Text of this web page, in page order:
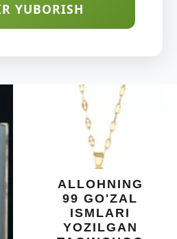
YUBORISH
ALLOHNING
99 GO'ZAL
ISMLARI
YOZILGAN